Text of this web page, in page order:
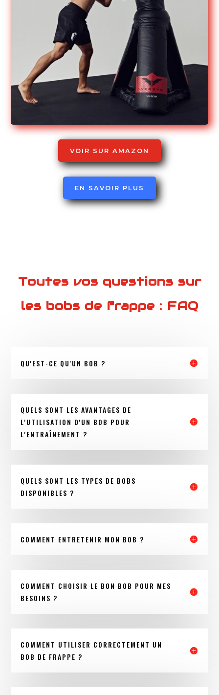
VOIR SUR AMAZON
EN SAVOIR PLUS
Toutes vos questions sur
les bobs de frappe : FAQ
QU'EST-CE QU'UN BOB ?
QUELS SONT LES AVANTAGES DE
L'UTILISATION D'UN BOB POUR
L'ENTRAÎNEMENT ?
QUELS SONT LES TYPES DE BOBS
DISPONIBLES ?
COMMENT ENTRETENIR MON BOB ?
COMMENT CHOISIR LE BON BOB POUR MES
BESOINS ?
COMMENT UTILISER CORRECTEMENT UN
BOB DE FRAPPE ?